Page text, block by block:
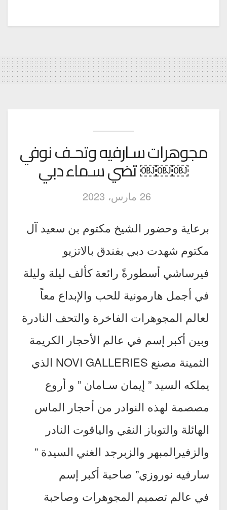
مجوهرات سـارفيه وتحـف نوفي
￼￼￼ تضي سـماء دبي
26 مارس، 2023
برعاية وحضور الشيخ مكتوم بن سعيد آل
مكتوم شهدت دبي بفندق بالاتزيو
فيرساشي أسطورةً رائعة كألف ليلة وليلة
في أجمل هارمونية للحب والإبداع معاً
لعالم المجوهرات الفاخرة والتحف النادرة
وبين أكبر إسم في عالم الأحجار الكريمة
الثمينة مصنع NOVI GALLERIES الذي
يملكه السيد ” إيمان سـامان ” و أروع
مصصمة لهذه النوادر من أحجار الماس
الهائلة والتوباز النقي والياقوت النادر
والزفيرالمبهر والزبرجد الغني السيدة ”
سارفيه نوروزي” صاحبة أكبر إسم
في عالم تصميم المجوهرات وصاحبة